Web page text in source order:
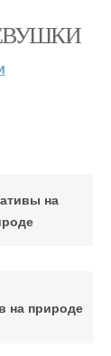
на
на природе